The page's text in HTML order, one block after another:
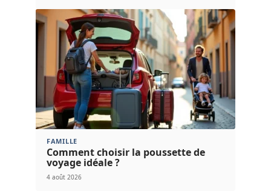
FAMILLE
Comment choisir la poussette de
voyage idéale ?
4 août 2026